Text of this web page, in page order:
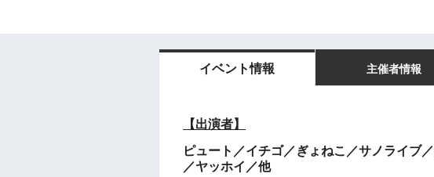
イベント情報 主催者情報
【出演者】
ピュート／イチゴ／ぎょねこ／サノライブ
／ヤッホイ／他